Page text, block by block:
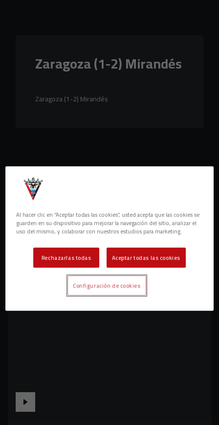
Zaragoza (1-2) Mirandés
Zaragoza (1-2) Mirandés
Al hacer clic en “Aceptar todas las cookies”, usted acepta que las cookies se
guarden en su dispositivo para mejorar la navegación del sitio, analizar el
uso del mismo, y colaborar con nuestros estudios para marketing.
Rechazarlas todas Aceptar todas las cookies
Configuración de cookies